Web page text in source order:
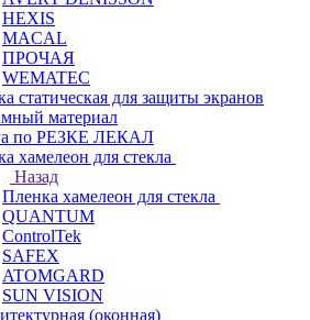
HEXIS
MACAL
ПРОЧАЯ
WEMATEC
статическая для защиты экранов
материал
по РЕЗКЕ ЛЕКАЛ
хамелеон для стекла
Назад
Пленка хамелеон для стекла
QUANTUM
ControlTek
SAFEX
ATOMGARD
SUN VISION
(оконная)